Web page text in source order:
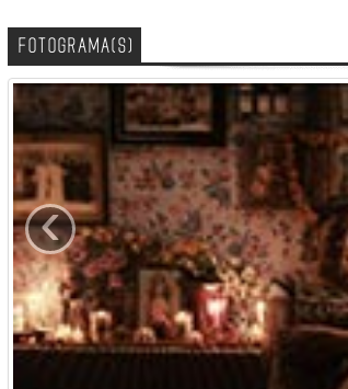
FOTOGRAMA(S)
‹